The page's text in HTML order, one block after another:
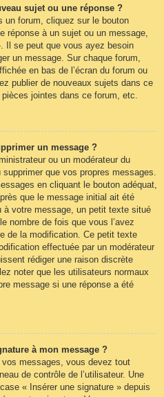
sujet ou une réponse ?
un forum, cliquez sur le bouton
réponse à un sujet ou un message,
Il se peut que vous ayez besoin
un message. Sur chaque forum,
en bas de l’écran du forum ou
publier de nouveaux sujets dans ce
jointes dans ce forum, etc.
un message ?
ou un modérateur du
que vos propres messages.
en cliquant le bouton adéquat,
que le message initial ait été
à votre message, un petit texte situé
nombre de fois que vous l’avez
de la modification. Ce petit texte
effectuée par un modérateur
rédiger une raison discrète
noter que les utilisateurs normaux
message si une réponse a été
à mon message ?
vos messages, vous devez tout
de contrôle de l’utilisateur. Une
« Insérer une signature » depuis